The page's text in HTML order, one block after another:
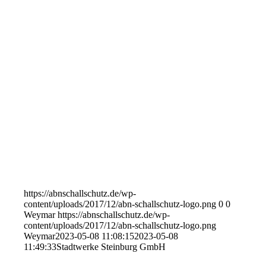
https://abnschallschutz.de/wp-
content/uploads/2017/12/abn-schallschutz-logo.png 0 0
Weymar https://abnschallschutz.de/wp-
content/uploads/2017/12/abn-schallschutz-logo.png
Weymar2023-05-08 11:08:152023-05-08
11:49:33Stadtwerke Steinburg GmbH